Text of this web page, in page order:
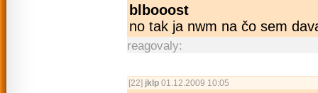
blbooost
no tak ja nwm na čo sem
reagovaly:
[22] jklp 01.12.2009 10:05